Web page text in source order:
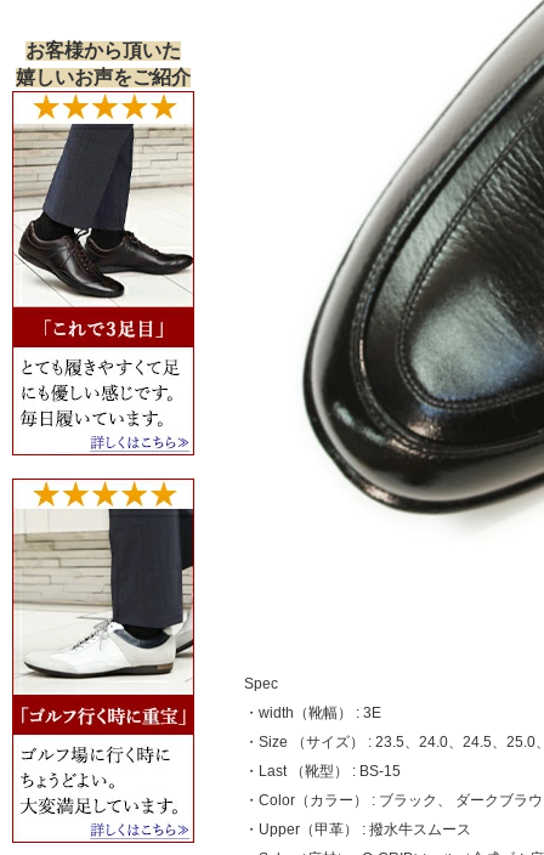
お客様から頂いた
嬉しいお声をご紹介
Spec
・width（靴幅） : 3E
・Size （サイズ） : 23.5、24.0、24.5、
・Last （靴型） : BS-15
・Color（カラー） : ブラック、 ダークブラ
・Upper（甲革） : 撥水牛スムース